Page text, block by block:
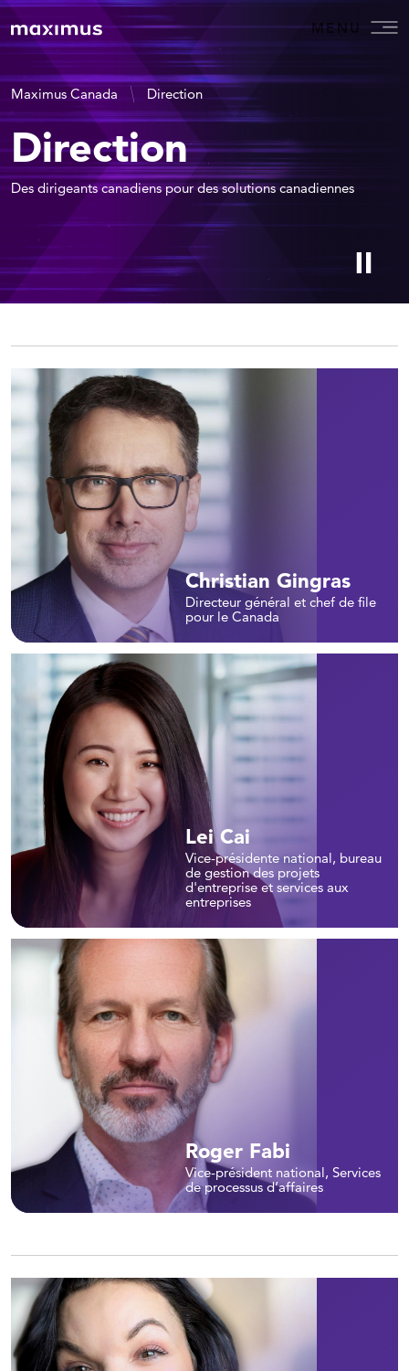
MENU
Maximus Canada Direction
Direction
Des dirigeants canadiens pour des solutions canadiennes
Christian Gingras
Directeur général et chef de file
pour le Canada
Lei Cai
Vice-présidente national, bureau
de gestion des projets
d'entreprise et services aux
entreprises
Roger Fabi
Vice-président national, Services
de processus d’affaires